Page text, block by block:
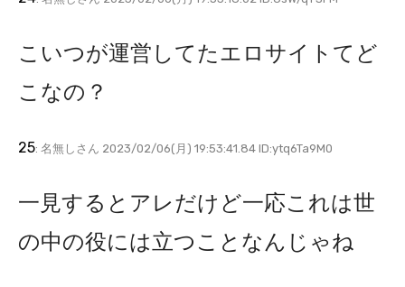
こいつが運営してたエロサイトてど
こなの？
25: 名無しさん 2023/02/06(月) 19:53:41.84 ID:ytq6Ta9M0
一見するとアレだけど一応これは世
の中の役には立つことなんじゃね